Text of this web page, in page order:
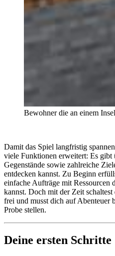
Bewohner die an einem
Damit das Spiel langfristig
viele Funktionen erweitert: Es gibt
Gegenstände sowie zahlreiche
entdecken kannst. Zu Beginn
einfache Aufträge mit Ressourcen
kannst. Doch mit der Zeit
frei und musst dich auf Abenteuer
Probe stellen.
Deine ersten Schritte